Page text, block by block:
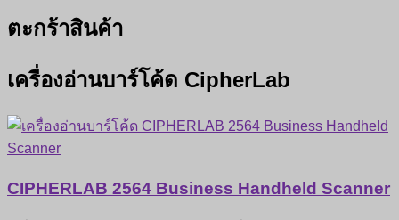
ตะกร้าสินค้า
เครื่องอ่านบาร์โค้ด CipherLab
CIPHERLAB 2564 Business Handheld Scanner